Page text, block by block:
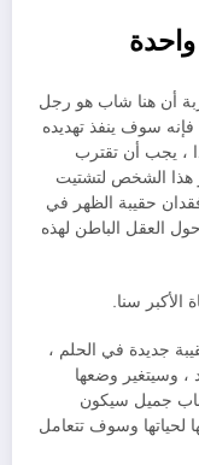
أن هنا شاب هو رجل
سوف ينفذ تهديده
، يجب أن تقترب
الشخص لتشتيت
حقيبة الظهر في
العقل الباطن لهذه
الأكبر سنا.
جديدة في الحلم ،
، وسيتغير وضعها
شاب جميل سيكون
لحياتها وسوف تتعامل